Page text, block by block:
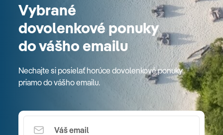
Vybrané
dovolenkové ponuky
do vášho emailu
Nechajte si posielať horúce dovolenkové ponuky
priamo do vášho emailu.